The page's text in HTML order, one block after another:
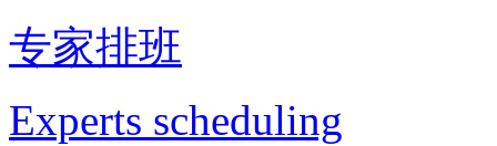
专家排班
Experts scheduling